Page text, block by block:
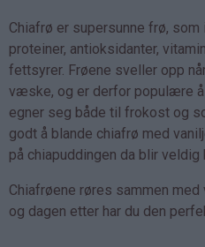
Chiafrø er supersunne frø,
proteiner, antioksidanter,
fettsyrer. Frøene sveller opp
væske, og er derfor populære å
egner seg både til frokost og
godt å blande chiafrø med
på chiapuddingen da blir
Chiafrøene røres sammen
og dagen etter har du den